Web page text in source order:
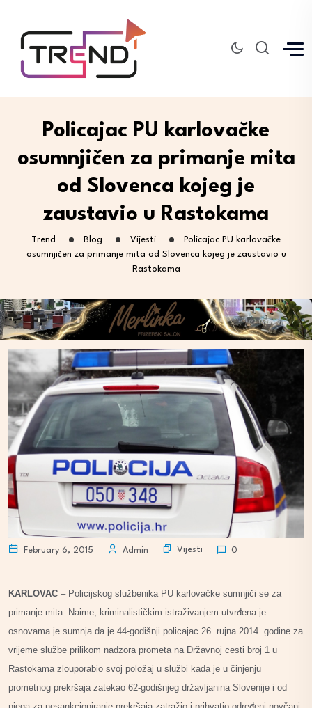
Policajac PU karlovačke
osumnjičen za primanje mita
od Slovenca kojeg je
zaustavio u Rastokama
Trend Blog Vijesti
Policajac PU karlovačke
osumnjičen za primanje mita od Slovenca kojeg je zaustavio u
Rastokama
February 6, 2015 Admin Vijesti 0
KARLOVAC – Policijskog službenika PU karlovačke sumnjiči se za
primanje mita. Naime, kriminalističkim istraživanjem utvrđena je
osnovama je sumnja da je 44-godišnji policajac 26. rujna 2014. godine za
vrijeme službe prilikom nadzora prometa na Državnoj cesti broj 1 u
Rastokama zlouporabio svoj položaj u službi kada je u činjenju
prometnog prekršaja zatekao 62-godišnjeg državljanina Slovenije i od